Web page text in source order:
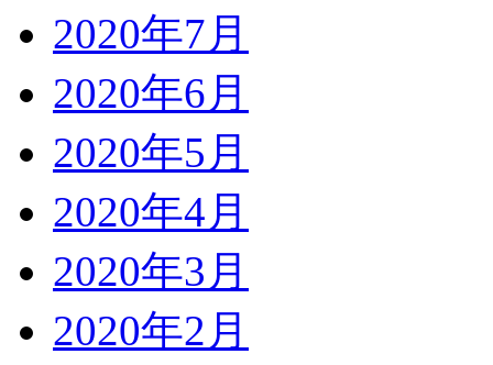
2020年7月
2020年6月
2020年5月
2020年4月
2020年3月
2020年2月